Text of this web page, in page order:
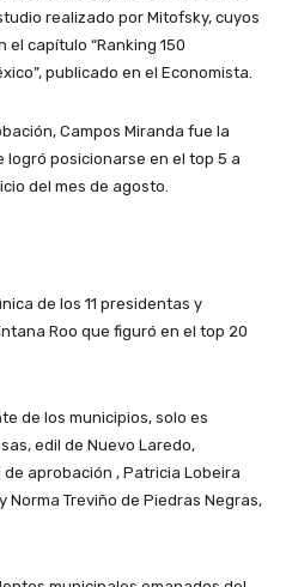
realizado por Mitofsky, cuyos
capítulo “Ranking 150
publicado en el Economista.
Campos Miranda fue la
posicionarse en el top 5 a
del mes de agosto.
de los 11 presidentas y
Roo que figuró en el top 20
de los municipios, solo es
edil de Nuevo Laredo,
aprobación , Patricia Lobeira
Norma Treviño de Piedras Negras,